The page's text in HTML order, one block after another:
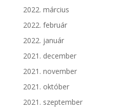
2022. március
2022. február
2022. január
2021. december
2021. november
2021. október
2021. szeptember